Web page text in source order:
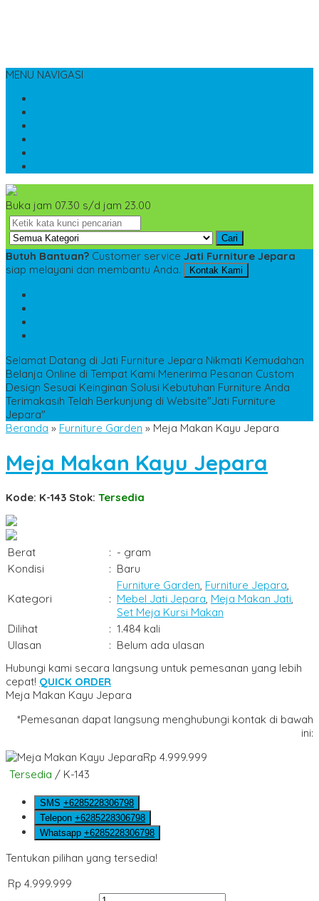
MENU NAVIGASI
Buka jam 07.30 s/d jam 23.00
Cari
Butuh Bantuan? Customer service Jati Furniture Jepara
siap melayani dan membantu Anda.
Kontak Kami
Selamat Datang di Jati Furniture Jepara Nikmati Kemudahan
Belanja Online di Tempat Kami Menerima Pesanan Custom
Design Sesuai Keinginan Solusi Kebutuhan Furniture Anda
Terimakasih Telah Berkunjung di Website"Jati Furniture
Jepara"
Beranda » Furniture Garden » Meja Makan Kayu Jepara
Meja Makan Kayu Jepara
Kode: K-143 Stok: Tersedia
Berat : - gram
Kondisi
: Baru
Kategori :
Furniture Garden, Furniture Jepara,
Mebel Jati Jepara, Meja Makan Jati,
Set Meja Kursi Makan
Dilihat
: 1.484 kali
Ulasan
: Belum ada ulasan
Hubungi kami secara langsung untuk pemesanan yang lebih
cepat! QUICK ORDER
Meja Makan Kayu Jepara
*Pemesanan dapat langsung menghubungi kontak di bawah
ini:
Rp 4.999.999
Tersedia / K-143
SMS +6285228306798
Telepon +6285228306798
Whatsapp +6285228306798
Tentukan pilihan yang tersedia!
Rp 4.999.999